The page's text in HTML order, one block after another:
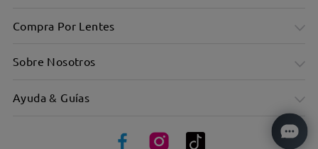
Compra Por Lentes
Sobre Nosotros
Ayuda & Guías